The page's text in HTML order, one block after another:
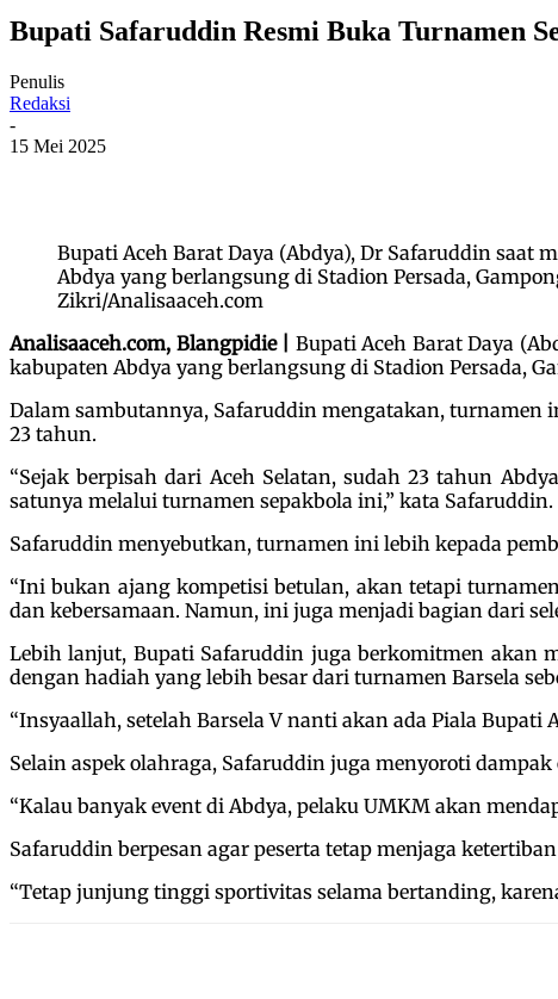
Bupati Safaruddin Resmi Buka Turnamen
Penulis
Redaksi
-
15 Mei 2025
Bupati Aceh Barat Daya (Abdya), Dr Safaruddin saat
Abdya yang berlangsung di Stadion Persada,
Zikri/Analisaaceh.com
Analisaaceh.com, Blangpidie |
Bupati Aceh Barat Daya
kabupaten Abdya yang berlangsung di Stadion Persada,
Dalam sambutannya, Safaruddin mengatakan,
23 tahun.
“Sejak berpisah dari Aceh Selatan, sudah 23 tahun
satunya melalui turnamen sepakbola ini,” kata Safaruddin.
Safaruddin menyebutkan, turnamen ini lebih kepada
“Ini bukan ajang kompetisi betulan, akan tetapi
dan kebersamaan. Namun, ini juga menjadi bagian dari
Lebih lanjut, Bupati Safaruddin juga berkomitmen akan
dengan hadiah yang lebih besar dari turnamen Barsela
“Insyaallah, setelah Barsela V nanti akan ada Piala
Selain aspek olahraga, Safaruddin juga menyoroti
“Kalau banyak event di Abdya, pelaku UMKM akan
Safaruddin berpesan agar peserta tetap menjaga
“Tetap junjung tinggi sportivitas selama bertanding,